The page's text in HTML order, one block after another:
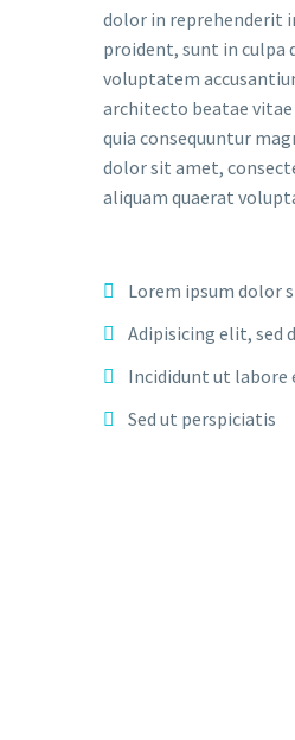
dolor in reprehenderit
proident, sunt in culpa
voluptatem
architecto beatae
quia consequuntur
dolor sit amet,
aliquam quaerat
Lorem ipsum dolor
Adipisicing elit, sed
Incididunt ut labore
Sed ut perspiciatis